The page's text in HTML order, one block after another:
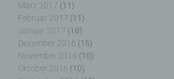
März 2017 (11)
Februar 2017 (11)
Januar 2017 (18)
Dezember 2016 (15)
November 2016 (10)
Oktober 2016 (10)
Verantwortlicher oder für die
Verantwortlicher ist die natürliche
Person, Behörde, Einrichtung
die allein oder gemeinsam mit
Zwecke und Mittel der
personenbezogenen Daten